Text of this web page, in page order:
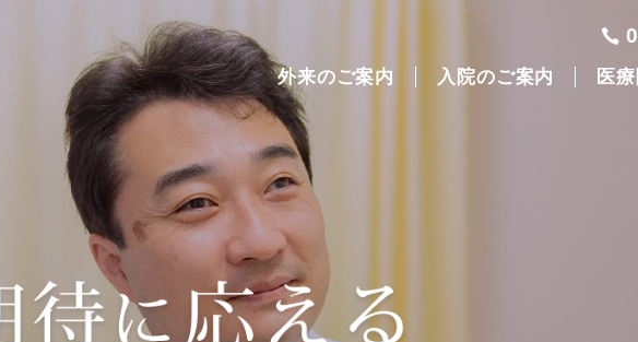
外来のご案内 入院のご案内 医